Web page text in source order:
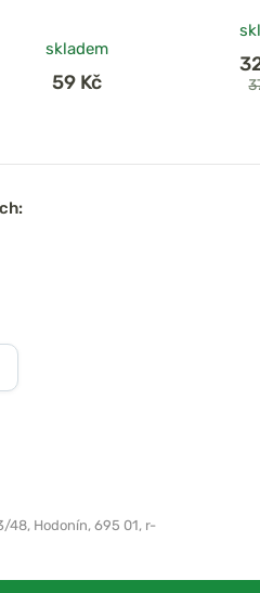
skladem
59 Kč
48, Hodonín, 695 01, r-